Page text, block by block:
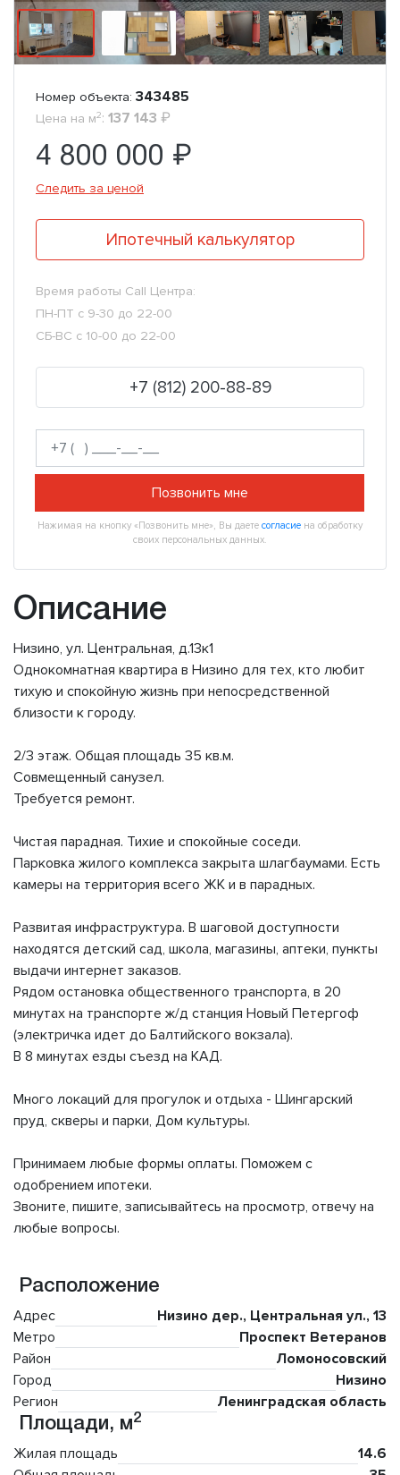
Номер объекта: 343485
Цена на м2: 137 143 ₽
4 800 000 ₽
Следить за ценой
Ипотечный калькулятор
Время работы Call Центра:
ПН-ПТ с 9-30 до 22-00
СБ-ВС с 10-00 до 22-00
+7 (812) 200-88-89
Позвонить мне
Нажимая на кнопку «Позвонить мне», Вы даете согласие на обработку
своих персональных данных.
Описание
Низино, ул. Центральная, д.13к1
Однокомнатная квартира в Низино для тех, кто любит
тихую и спокойную жизнь при непосредственной
близости к городу.
2/3 этаж. Общая площадь 35 кв.м.
Совмещенный санузел.
Требуется ремонт.
Чистая парадная. Тихие и спокойные соседи.
Парковка жилого комплекса закрыта шлагбаумами. Есть
камеры на территория всего ЖК и в парадных.
Развитая инфраструктура. В шаговой доступности
находятся детский сад, школа, магазины, аптеки, пункты
выдачи интернет заказов.
Рядом остановка общественного транспорта, в 20
минутах на транспорте ж/д станция Новый Петергоф
(электричка идет до Балтийского вокзала).
В 8 минутах езды съезд на КАД.
Много локаций для прогулок и отдыха - Шингарский
пруд, скверы и парки, Дом культуры.
Принимаем любые формы оплаты. Поможем с
одобрением ипотеки.
Звоните, пишите, записывайтесь на просмотр, отвечу на
любые вопросы.
Расположение
Адрес
Низино дер., Центральная ул., 13
Метро
Проспект Ветеранов
Район
Ломоносовский
Город
Низино
Регион
Ленинградская область
Площади, м2
Жилая площадь
14.6